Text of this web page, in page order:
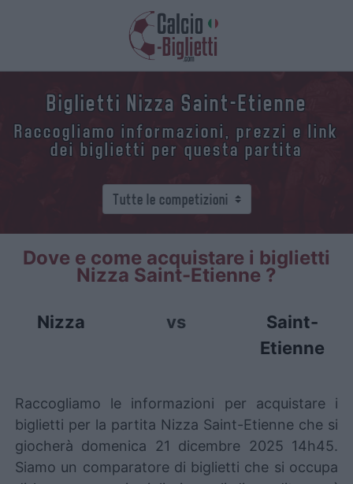
Biglietti Nizza Saint-Etienne
Raccogliamo informazioni, prezzi e link
dei biglietti per questa partita
Dove e come acquistare i biglietti
Nizza Saint-Etienne ?
Nizza vs
Saint-
Etienne
Raccogliamo le informazioni per acquistare i
biglietti per la partita Nizza Saint-Etienne che si
giocherà domenica 21 dicembre 2025 14h45.
Siamo un comparatore di biglietti che si occupa